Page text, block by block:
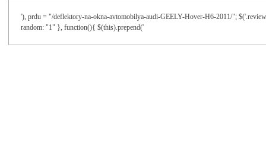
'), prdu = "/deflektory-na-okna-avtomobilya-audi-GEELY-Hover-H6-2011/";
random: "1" }, function(){ $(this).prepend('